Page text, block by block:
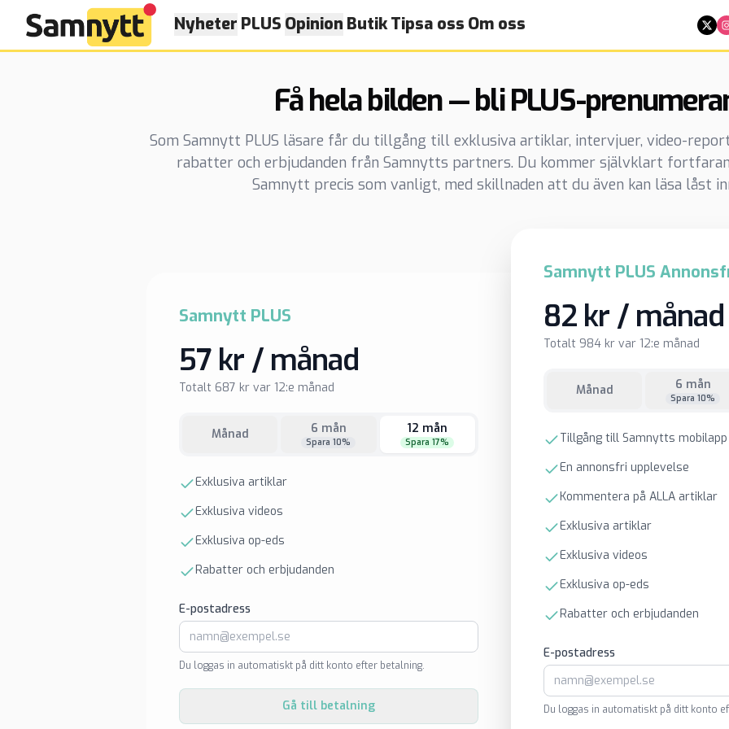
Nyheter PLUS Opinion ButikTipsa oss Om oss
Få hela bilden — bli PLUS-
Som Samnytt PLUS läsare får du tillgång till exklusiva artiklar, intervjuer, video-
rabatter och erbjudanden från Samnytts partners. Du kommer självklart
Samnytt precis som vanligt, med skillnaden att du även kan läsa låst
Samnytt PLUS
57 kr / månad
Totalt 687 kr var 12:e månad
Månad 6 mån
Spara 10%
12 mån
Spara 17%
Exklusiva artiklar
Exklusiva videos
Exklusiva op-eds
Rabatter och erbjudanden
E-postadress
Du loggas in automatiskt på ditt konto efter betalning.
Gå till betalning
Samnytt PLUS
82 kr / månad
Totalt 984 kr var 12:e månad
Månad 6 mån
Spara 10%
Tillgång till Samnytts mobilapp
En annonsfri upplevelse
Kommentera på ALLA artiklar
Exklusiva artiklar
Exklusiva videos
Exklusiva op-eds
Rabatter och erbjudanden
E-postadress
Du loggas in automatiskt på ditt konto